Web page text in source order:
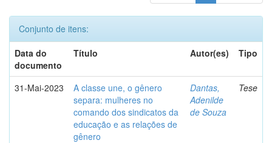
Conjunto de itens:
Data do
documento
Título Autor(es) Tipo
31-Mai-2023
A classe une, o gênero
separa: mulheres no
comando dos sindicatos da
educação e as relações de
gênero
Dantas,
Adenilde
de Souza
Tese